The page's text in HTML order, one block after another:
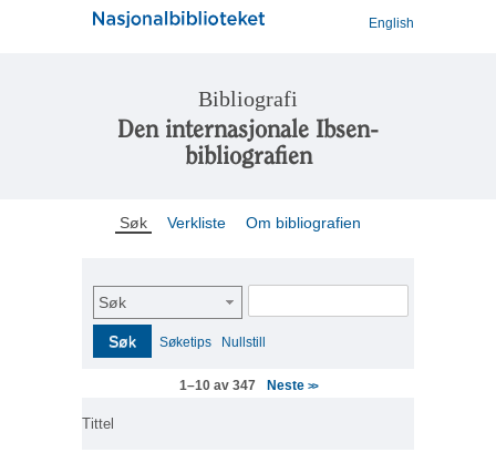
English
Bibliografi
Den internasjonale Ibsen-
bibliografien
Søk Verkliste Om bibliografien
Søk
Søk Søketips Nullstill
1–10 av 347 Neste >>
Tittel